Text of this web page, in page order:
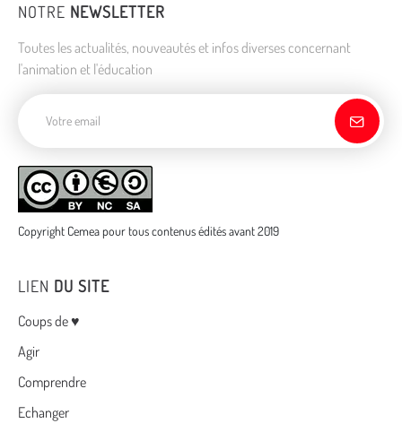
NOTRE NEWSLETTER
Toutes les actualités, nouveautés et infos diverses concernant
l'animation et l'éducation
Copyright Cemea pour tous contenus édités avant 2019
LIEN DU SITE
Menu
Coups de ♥
Agir
Comprendre
Echanger